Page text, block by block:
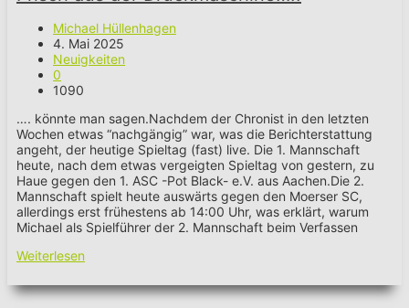
Michael Hüllenhagen
4. Mai 2025
Neuigkeiten
0
1090
…. könnte man sagen.Nachdem der Chronist in den letzten
Wochen etwas “nachgängig” war, was die Berichterstattung
angeht, der heutige Spieltag (fast) live. Die 1. Mannschaft
heute, nach dem etwas vergeigten Spieltag von gestern, zu
Haue gegen den 1. ASC -Pot Black- e.V. aus Aachen.Die 2.
Mannschaft spielt heute auswärts gegen den Moerser SC,
allerdings erst frühestens ab 14:00 Uhr, was erklärt, warum
Michael als Spielführer der 2. Mannschaft beim Verfassen
Weiterlesen